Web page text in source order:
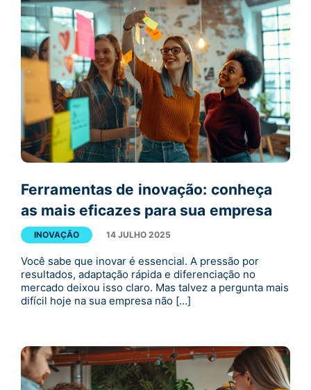
Ferramentas de inovação: conheça
as mais eficazes para sua empresa
INOVAÇÃO 14 JULHO 2025
Você sabe que inovar é essencial. A pressão por
resultados, adaptação rápida e diferenciação no
mercado deixou isso claro. Mas talvez a pergunta mais
difícil hoje na sua empresa não […]